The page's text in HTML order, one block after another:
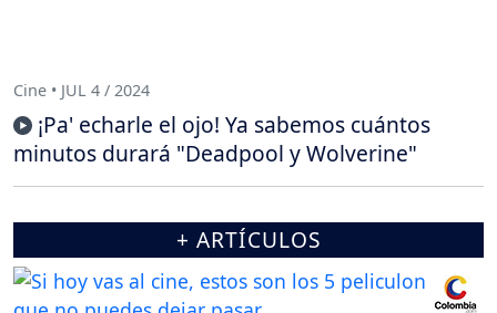
Cine • JUL 4 / 2024
¡Pa' echarle el ojo! Ya sabemos cuántos
minutos durará "Deadpool y Wolverine"
+ ARTÍCULOS